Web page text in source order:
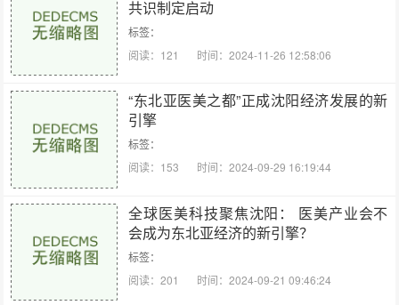
共识制定启动
标签：
阅读：121
时间：2024-11-26 12:58:06
“东北亚医美之都”正成沈阳经济发展的新
引擎
标签：
阅读：153
时间：2024-09-29 16:19:44
全球医美科技聚焦沈阳： 医美产业会不
会成为东北亚经济的新引擎？
标签：
阅读：201
时间：2024-09-21 09:46:24